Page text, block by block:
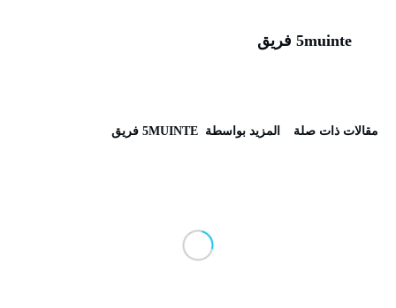
5muinte فريق
‫مقالات ذات صلة‬ ‫‫المزيد بواسطة‬ ‬ 5MUINTE فريق